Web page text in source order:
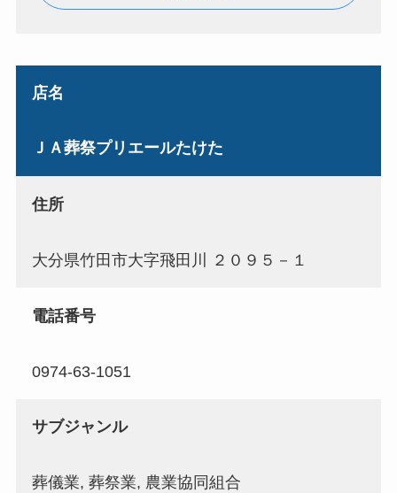
店名
ＪＡ葬祭プリエールたけた
住所
大分県竹田市大字飛田川 ２０９５－１
電話番号
0974-63-1051
サブジャンル
葬儀業, 葬祭業, 農業協同組合